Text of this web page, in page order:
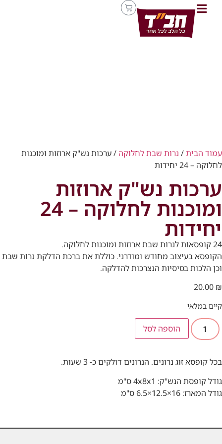
עמוד הבית/ נרות שבת לחלוקה / ערכות נש"ק ארוזות ומוכנות
לחלוקה – 24 יחידות
ערכות נש"ק ארוזות
ומוכנות לחלוקה – 24
יחידות
24 קופסאות לנרות שבת ארוזות ומוכנות לחלוקה.
הקופסא בעיצוב מחודש ומודרני. כוללת את ברכת הדלקת נרות שבת
וכן הלכות בסיסיות הנצרכות להדלקה.
20.00 ₪
קיים במלאי
הוספה לסל
בכל קופסא זוג נרונים. הנרונים דולקים כ- 3 שעות.
גודל קופסת הנש"ק: 4x8x1 ס"מ
גודל המארז: 16×12.5×6.5 ס"מ